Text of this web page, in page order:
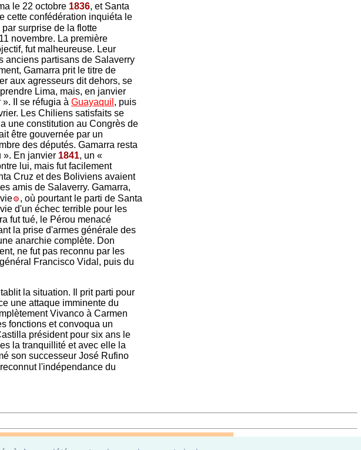
le 22 octobre 1836, et Santa
cette confédération inquiéta le
surprise de la flotte
novembre. La première
fut malheureuse. Leur
anciens partisans de Salaverry
Gamarra prit le titre de
aux agresseurs dit dehors, se
Lima, mais, en janvier
II se réfugia à Guayaquil , puis
Les Chiliens satisfaits se
une constitution au Congrès de
être gouvernée par un
des députés. Gamarra resta
». En janvier 1841, un «
lui, mais fut facilement
Cruz et des Boliviens avaient
amis de Salaverry. Gamarra,
, où pourtant le parti de Santa
d'un échec terrible pour les
fut tué, le Pérou menacé
la prise d'armes générale des
anarchie complète. Don
ne fut pas reconnu par les
Francisco Vidal, puis du
la situation. Il prit parti pour
une attaque imminente du
Vivanco à Carmen
fonctions et convoqua un
président pour six ans le
la tranquillité et avec elle la
son successeur José Rufino
reconnut l'indépendance du